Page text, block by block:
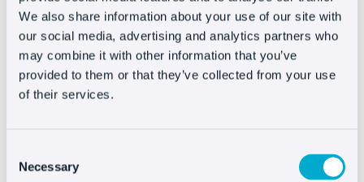
We also share information about your use of our site with
our social media, advertising and analytics partners who
may combine it with other information that you’ve
provided to them or that they’ve collected from your use
of their services.
Selection
Necessary
excepto ese.
L’interazione tra l’intelligenza artificiale e l’uomo
deve essere il più possibile continua e
personalizzata. In questo modo il vostro sito web
Decántalo, l’enoteca online leader in Europa, ha